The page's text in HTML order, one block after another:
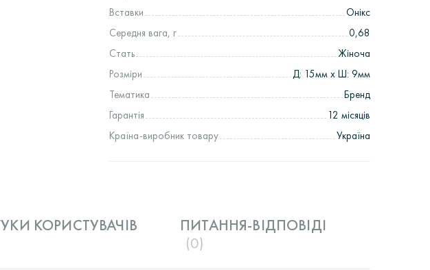
Вставки
Онікс
Середня вага, г
0,68
Стать
Жіноча
Розміри
Д: 15мм х Ш: 9мм
Тематика
Бренд
Гарантія
12 місяців
Країна-виробник товару
Україна
КОРИСТУВАЧIВ
ПИТАННЯ-ВІДПОВІДІ
(0)